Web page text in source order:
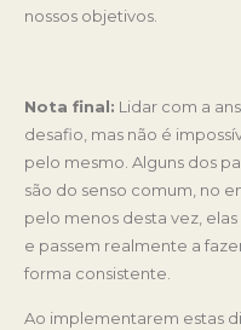
nossos objetivos.
Nota final: Lidar com a
desafio, mas não é
pelo mesmo. Alguns dos
são do senso comum, no
pelo menos desta vez,
e passem realmente a
forma consistente.
Ao implementarem estas